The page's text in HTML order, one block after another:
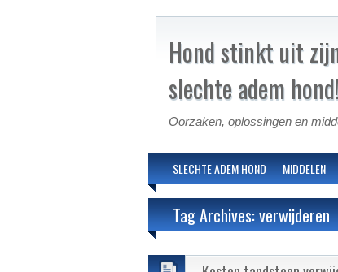
Hond stinkt uit
slechte adem hond!
Oorzaken, oplossingen en
SLECHTE ADEM HOND MIDDELEN
Tag Archives: verwijderen